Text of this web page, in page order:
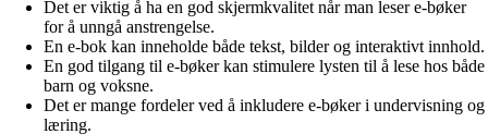
Det er viktig å ha en god skjermkvalitet når man leser e-bøker
for å unngå anstrengelse.
En e-bok kan inneholde både tekst, bilder og interaktivt innhold.
En god tilgang til e-bøker kan stimulere lysten til å lese hos både
barn og voksne.
Det er mange fordeler ved å inkludere e-bøker i undervisning og
læring.